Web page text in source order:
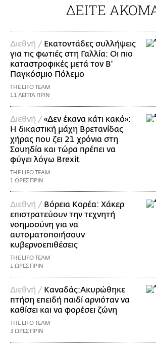
ΔΕΙΤΕ
Διεθνή / Εκατοντάδες συλλήψεις
για τις φωτιές στη Γαλλία: Οι πιο
καταστροφικές μετά τον Β'
Παγκόσμιο Πόλεμο
THE LIFO TEAM
11 ΛΕΠΤΑ ΠΡΙΝ
Διεθνή /«Δεν έκανα κάτι κακό»:
Η δικαστική μάχη Βρετανίδας
χήρας που ζει 21 χρόνια στη
Σουηδία και τώρα πρέπει να
φύγει λόγω Brexit
THE LIFO TEAM
1 ΩΡΕΣ ΠΡΙΝ
Διεθνή / Βόρεια Κορέα: Χάκερ
επιστρατεύουν την τεχνητή
νοημοσύνη για να
αυτοματοποιήσουν
κυβερνοεπιθέσεις
THE LIFO TEAM
1 ΩΡΕΣ ΠΡΙΝ
Διεθνή / Καναδάς:Ακυρώθηκε
πτήση επειδή παιδί αρνιόταν να
καθίσει και να φορέσει ζώνη
THE LIFO TEAM
3 ΩΡΕΣ ΠΡΙΝ